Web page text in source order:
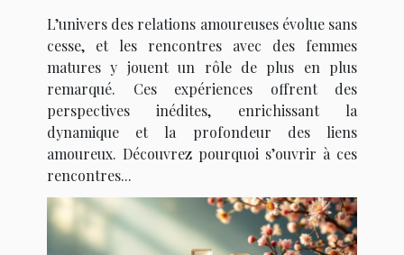
amoureuses ?
L’univers des relations amoureuses évolue sans
cesse, et les rencontres avec des femmes
matures y jouent un rôle de plus en plus
remarqué. Ces expériences offrent des
perspectives inédites, enrichissant la
dynamique et la profondeur des liens
amoureux. Découvrez pourquoi s’ouvrir à ces
rencontres...